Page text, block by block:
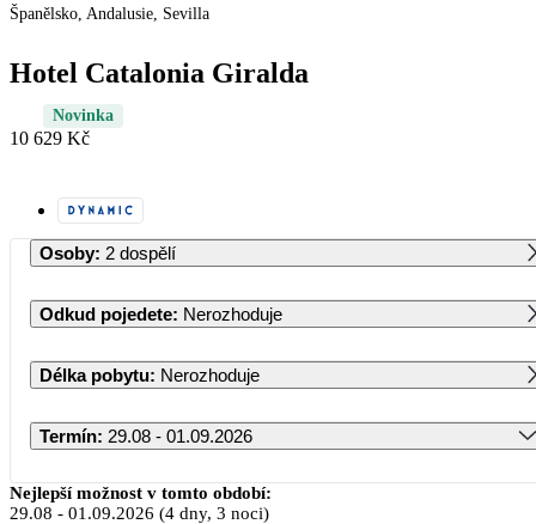
Španělsko, Andalusie, Sevilla
Hotel Catalonia Giralda
Novinka
10 629 Kč
Osoby: 2 dospělí
Odkud pojedete: Nerozhoduje
Délka pobytu: Nerozhoduje
Termín: 29.08 - 01.09.2026
Srpen 2026
Nejlepší možnost v tomto období:
29.08 - 01.09.2026 (4 dny, 3 noci)